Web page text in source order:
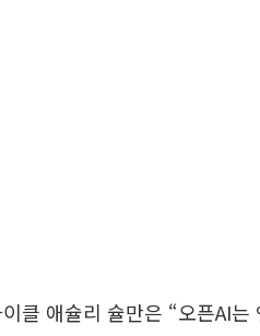
클 애슐리 슐만은 “오픈AI